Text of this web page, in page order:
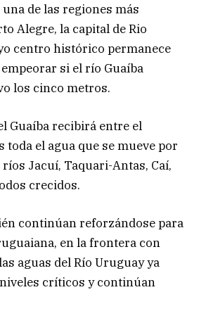
de las regiones más
Alegre, la capital de Rio
centro histórico permanece
si el río Guaíba
los cinco metros.
Guaíba recibirá entre el
toda el agua que se mueve por
Jacuí, Taquari-Antas, Caí,
crecidos.
continúan reforzándose para
en la frontera con
aguas del Río Uruguay ya
críticos y continúan